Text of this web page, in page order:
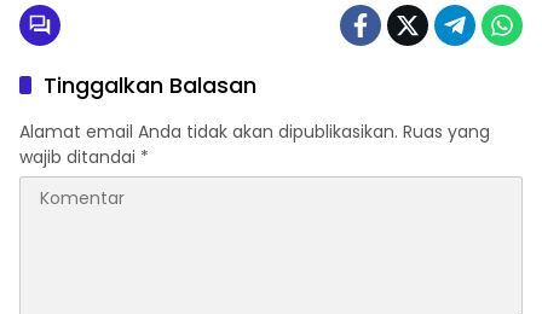
Tinggalkan Balasan
Alamat email Anda tidak akan dipublikasikan. Ruas yang
wajib ditandai *